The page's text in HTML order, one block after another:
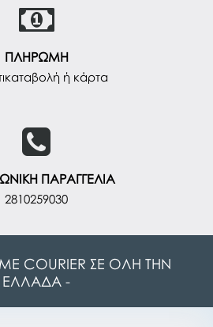
ΠΛΗΡΩΜΗ
ή κάρτα
ΠΑΡΑΓΓΕΛΙΑ
2810259030
COURIER ΣΕ ΟΛΗ ΤΗΝ
ΕΛΛΑΔΑ -